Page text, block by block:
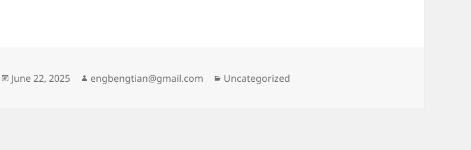
Posted
June 22, 2025 Author
engbengtian@gmail.com Categories
Uncategorized